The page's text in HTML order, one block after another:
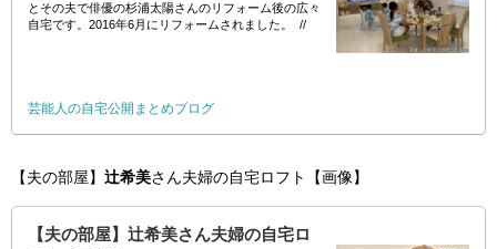
とその夫で俳優の杉浦太陽さんのリフォーム後の広々
自宅です。2016年6月にリフォームされました。 //
芸能人の自宅公開まとめブログ
【夫の部屋】 辻希美さん夫婦の自宅ロフト【画像】
【夫の部屋】辻希美さん夫婦の自宅ロ